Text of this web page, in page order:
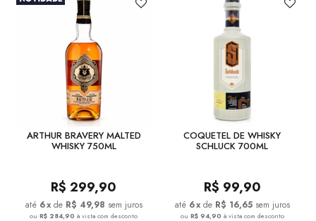
ARTHUR BRAVERY MALTED
WHISKY 750ML
R$ 299,90
6x de R$ 49,98 sem juros
ouR$ 284,90à vista com desconto
COQUETEL DE WHISKY
SCHLUCK 700ML
R$ 99,90
6x de R$ 16,65 sem juros
ou R$ 94,90 à vista com desconto